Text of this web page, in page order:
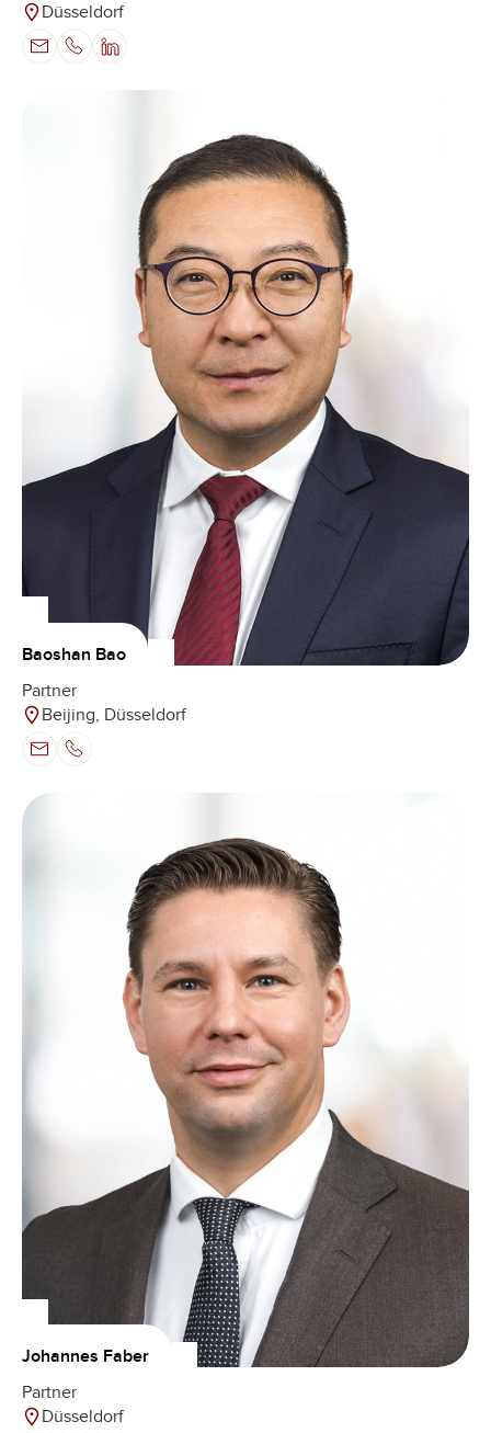
Düsseldorf
Baoshan Bao
Partner
Beijing, Düsseldorf
Johannes Faber
Partner
Düsseldorf